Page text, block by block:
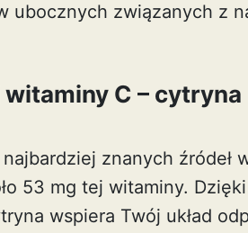
ubocznych związanych z
C – cytryna
znanych źródeł
53 mg tej witaminy.
wspiera Twój układ